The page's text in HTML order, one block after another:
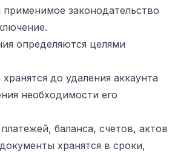
законодательство
определяются целями
до удаления аккаунта
необходимости его
баланса, счетов, актов
хранятся в сроки,